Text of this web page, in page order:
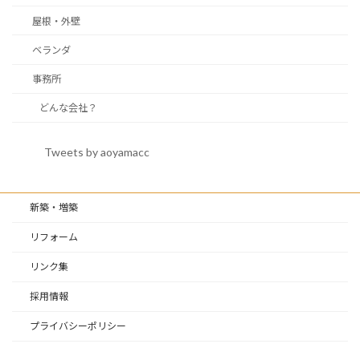
屋根・外壁
ベランダ
事務所
どんな会社？
Tweets by aoyamacc
新築・増築
リフォーム
リンク集
採用情報
プライバシーポリシー